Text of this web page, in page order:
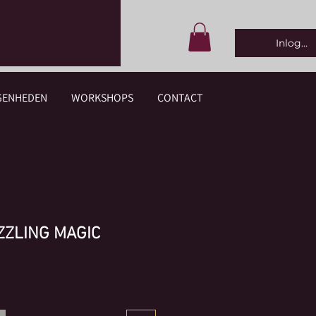
WORKSHOPS CONTACT
MAGIC